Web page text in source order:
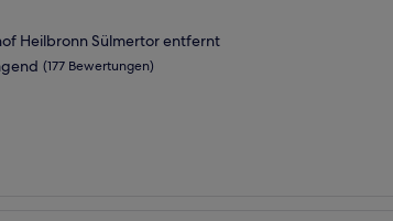
Heilbronn Sülmertor entfernt
(177 Bewertungen)